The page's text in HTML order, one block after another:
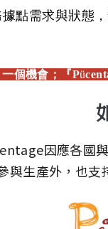
點需求與狀態
個機會； 『Pü
因應各國
與生產外，也支